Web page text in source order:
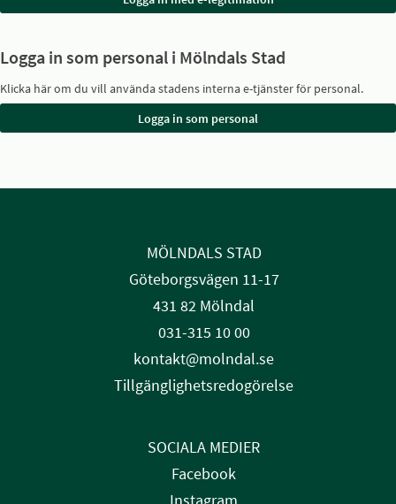
Logga in som personal i Mölndals Stad
Klicka här om du vill använda stadens interna e-tjänster för personal.
MÖLNDALS STAD
Göteborgsvägen 11-17
431 82 Mölndal
031-315 10 00
kontakt@molndal.se
Tillgänglighetsredogörelse
SOCIALA MEDIER
Facebook